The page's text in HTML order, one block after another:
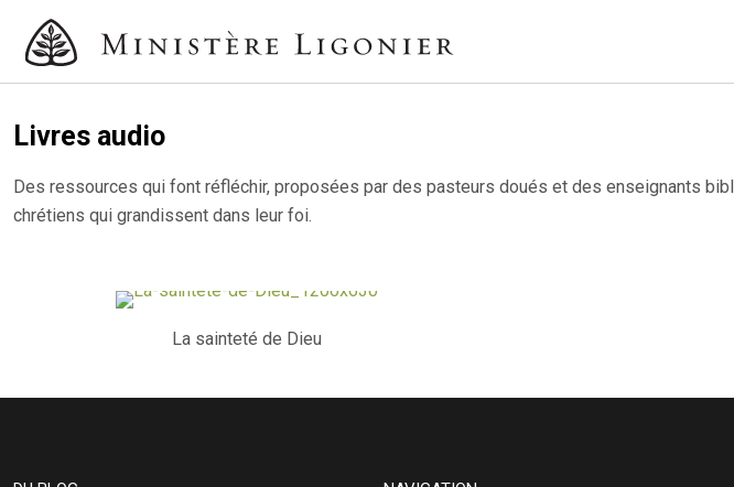
Livres audio
Des ressources qui font réfléchir, proposées par des pasteurs doués et des enseignants
chrétiens qui grandissent dans leur foi.
La sainteté de Dieu